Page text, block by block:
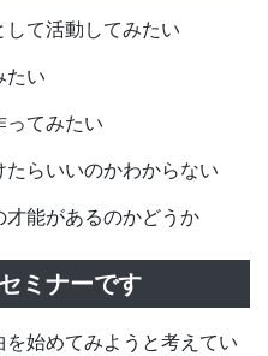
て活動してみたい
たい
ってみたい
らいいのかわからない
能があるのかどうか
ミナーです
始めてみようと考えてい